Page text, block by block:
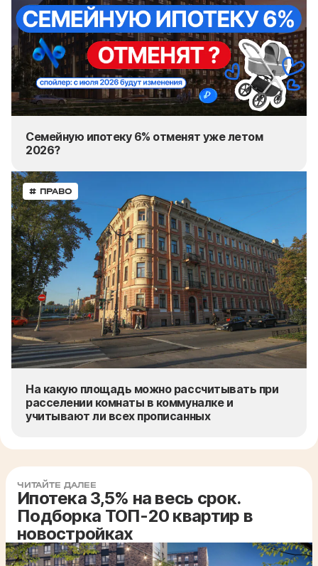
Семейную ипотеку 6% отменят уже летом
2026?
# ПРАВО
На какую площадь можно рассчитывать при
расселении комнаты в коммуналке и
учитывают ли всех прописанных
ЧИТАЙТЕ ДАЛЕЕ
Ипотека 3,5% на весь срок.
Подборка ТОП-20 квартир в
новостройках